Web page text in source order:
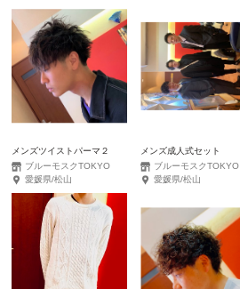
メンズツイストパーマ２
ブルーモスクTOKYO
愛媛県/松山
メンズ成人式セット
ブルーモスクTOKYO
愛媛県/松山